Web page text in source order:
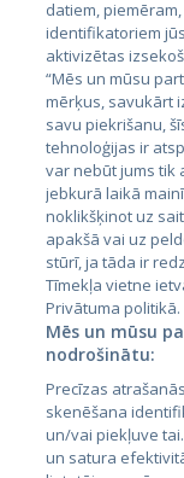
Страны
Эстония
Латвия
Литва
City24.lv
City24.ee
GetaPro.lv
GetaPro.ee
datiem,
identifikatoriem
aktivizētas
“Mēs un mūsu
mērķus, savukārt
savu piekrišanu,
tehnoloģijas ir
var nebūt jums tik
jebkurā laikā
noklikšķinot uz
apakšā vai uz
stūrī, ja tāda ir
Tīmekļa vietne
Privātuma politikā.
Mēs un mūsu
nodrošinātu:
Precīzas
skenēšana
un/vai piekļuve
un satura